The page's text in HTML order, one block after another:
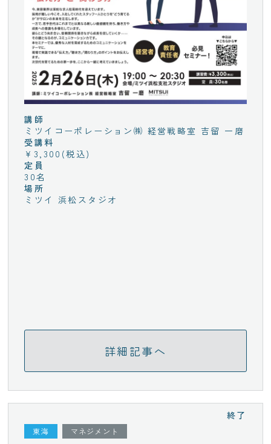
講師
ミツイコーポレーション㈱ 経営戦略室 吉留 一磨
受講料
¥3,300(税込)
定員
30名
場所
ミツイ 浜松スタジオ
詳細記事へ
東海 マネジメント
終了